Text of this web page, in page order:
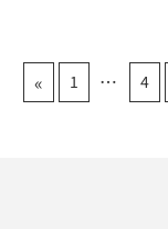
« 1 4